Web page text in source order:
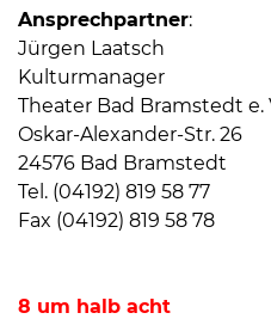
der
Öffnungszeiten
nach
Vereinbarung.
Ansprechpartner:
Jürgen Laatsch
Kulturmanager
Theater Bad Bramstedt e.
Oskar-Alexander-Str. 26
24576 Bad Bramstedt
Tel. (04192) 819 58 77
Fax (04192) 819 58 78
8 um halb acht